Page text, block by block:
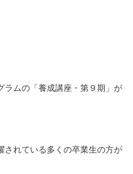
ラムの「養成講座・第９期」が
されている多くの卒業生の方が